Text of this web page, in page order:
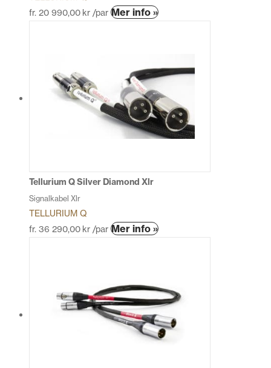
fr. 20 990,00 kr /par Mer info »Den
flera
varianter.
De
olika
alternativen
kan
Tellurium Q Silver Diamond Xlr
Signalkabel Xlr
TELLURIUM Q
fr. 36 290,00 kr /par Mer info »Den
varianter.
De
olika
alternativen